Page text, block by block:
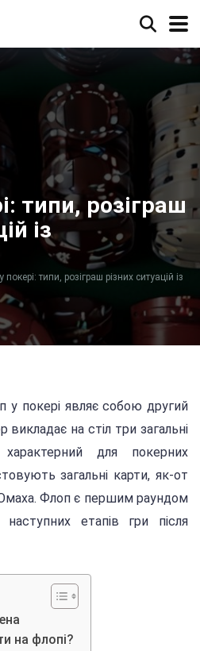
типи, розіграш
із
типи, розіграш різних ситуацій із
у покері являє собою другий
на стіл три загальні
для покерних
загальні карти, як-от
Флоп є першим раундом
наступних етапів гри після
на флопі?